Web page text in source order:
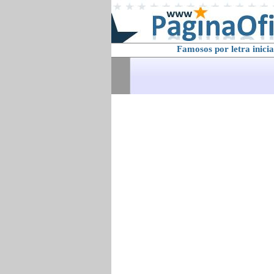
Famosos por letra